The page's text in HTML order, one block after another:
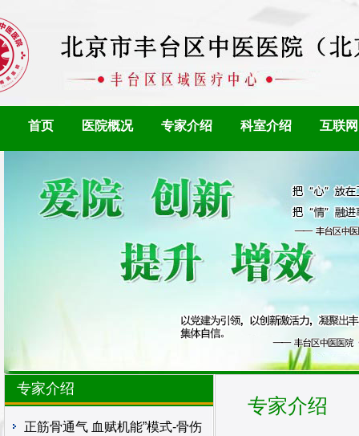
首页 医院概况 专家介绍 科室介绍 互联
专家介绍
正筋骨通气 血赋机能”模式-骨伤
专家介绍